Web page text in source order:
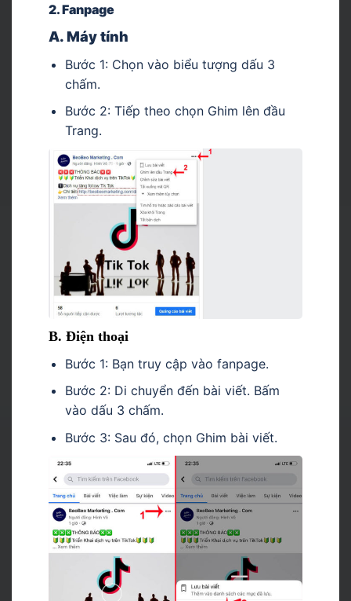
2. Fanpage
A. Máy tính
Bước 1: Chọn vào biểu tượng dấu 3
chấm.
Bước 2: Tiếp theo chọn Ghim lên đầu
Trang.
B. Điện thoại
Bước 1: Bạn truy cập vào fanpage.
Bước 2: Di chuyển đến bài viết. Bấm
vào dấu 3 chấm.
Bước 3: Sau đó, chọn Ghim bài viết.